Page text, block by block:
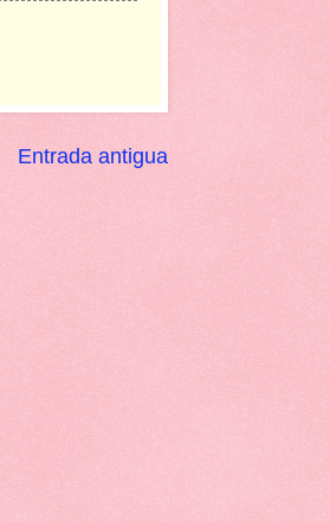
Entrada antigua